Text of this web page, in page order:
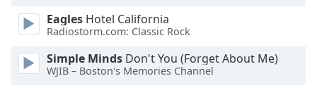
window.
Escape
cancel
Eagles Hotel California
Radiostorm.com: Classic Rock
Simple Minds Don't You (Forget About Me)
WJIB – Boston's Memories Channel